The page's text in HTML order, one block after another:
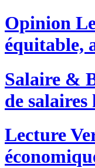
Opinion
équitable,
Salaire &
de salaires
Lecture